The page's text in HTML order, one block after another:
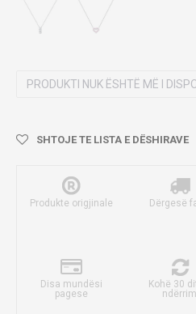
PRODUKTI NUK ËSHTË MË I
SHTOJE TE LISTA E DËSHIRAVE
Produkte origjinale Dërgesë
Disa mundësi
pagese
Kohë 30